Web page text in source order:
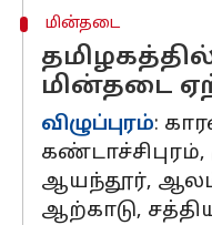
மின்தடை
மின்தடை
விழுப்புரம்:
கண்டாச்சிபுரம்,
ஆயந்தூர்,
ஆற்காடு,